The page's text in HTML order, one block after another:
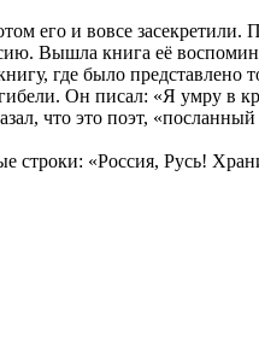
его и вовсе
Вышла книга её
где было
Он писал: «Я умру в
что это поэт,
строки: «Россия, Русь!